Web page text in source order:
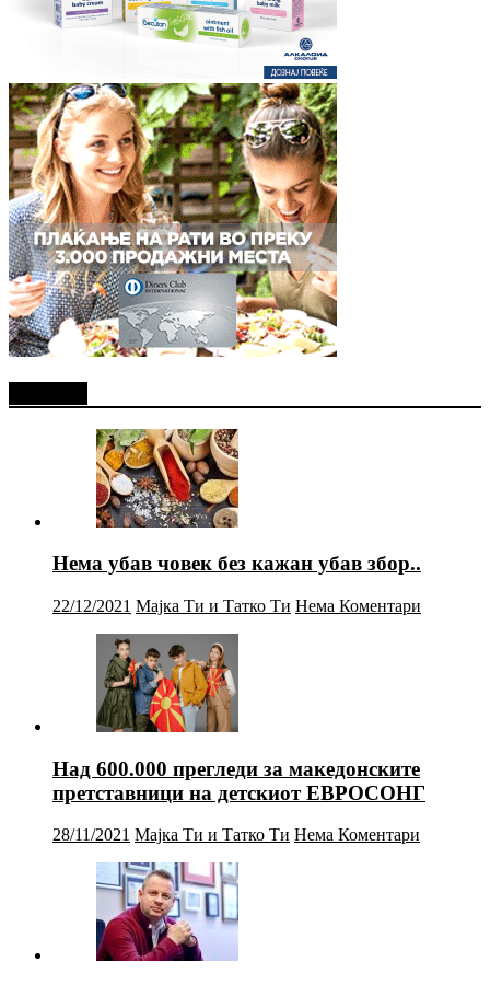
Нема убав човек без кажан убав збор..
22/12/2021 Мајка Ти и Татко Ти Нема Коментари
Над 600.000 прегледи за македонските
претставници на детскиот ЕВРОСОНГ
28/11/2021 Мајка Ти и Татко Ти Нема Коментари